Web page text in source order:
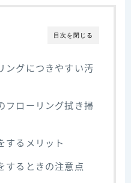
目次を閉じる
ングにつきやすい汚
フローリング拭き掃
するメリット
するときの注意点